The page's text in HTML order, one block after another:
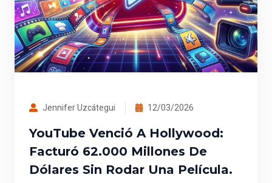
Jennifer Uzcátegui 12/03/2026
YouTube Venció A Hollywood:
Facturó 62.000 Millones De
Dólares Sin Rodar Una Película.